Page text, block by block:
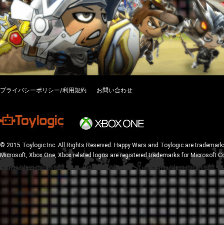
プライバシーポリシー/利用規約 お問い合わせ
© 2015 Toylogic Inc. All Rights Reserved. Happy Wars and Toylogic are
Microsoft, Xbox One, Xbox related logos are registered trademarks for Microsoft